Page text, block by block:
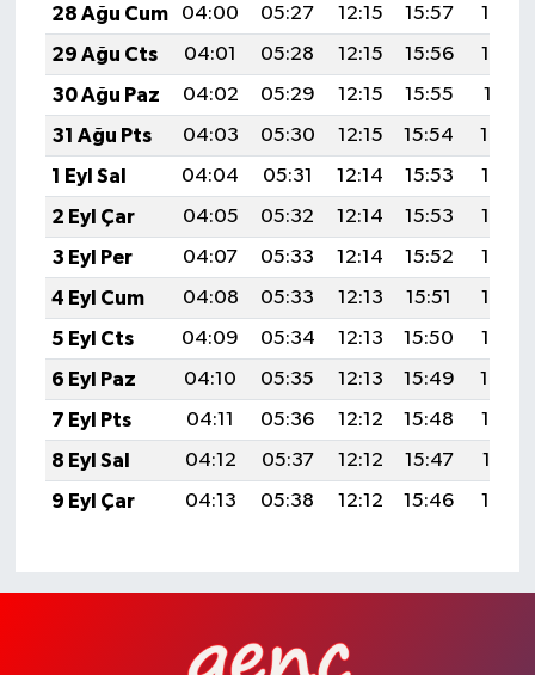
28 Ağu Cum
04:00 05:27 12:15 15:57
18:54
29 Ağu Cts
04:01 05:28 12:15 15:56
18:52
30 Ağu Paz
04:02 05:29 12:15 15:55
18:51
31 Ağu Pts
04:03 05:30 12:15 15:54
18:49
1 Eyl Sal
04:04 05:31 12:14 15:53
18:48
2 Eyl Çar
04:05 05:32 12:14 15:53
18:46
3 Eyl Per
04:07 05:33 12:14 15:52
18:45
4 Eyl Cum
04:08 05:33 12:13 15:51
18:43
5 Eyl Cts
04:09 05:34 12:13 15:50
18:42
6 Eyl Paz
04:10 05:35 12:13 15:49
18:40
7 Eyl Pts
04:11 05:36 12:12 15:48
18:38
8 Eyl Sal
04:12 05:37 12:12 15:47
18:37
9 Eyl Çar
04:13 05:38 12:12 15:46 18:35